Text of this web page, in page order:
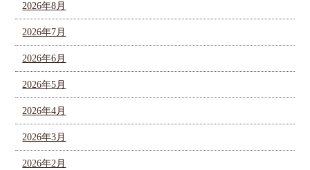
2026年8月
2026年7月
2026年6月
2026年5月
2026年4月
2026年3月
2026年2月